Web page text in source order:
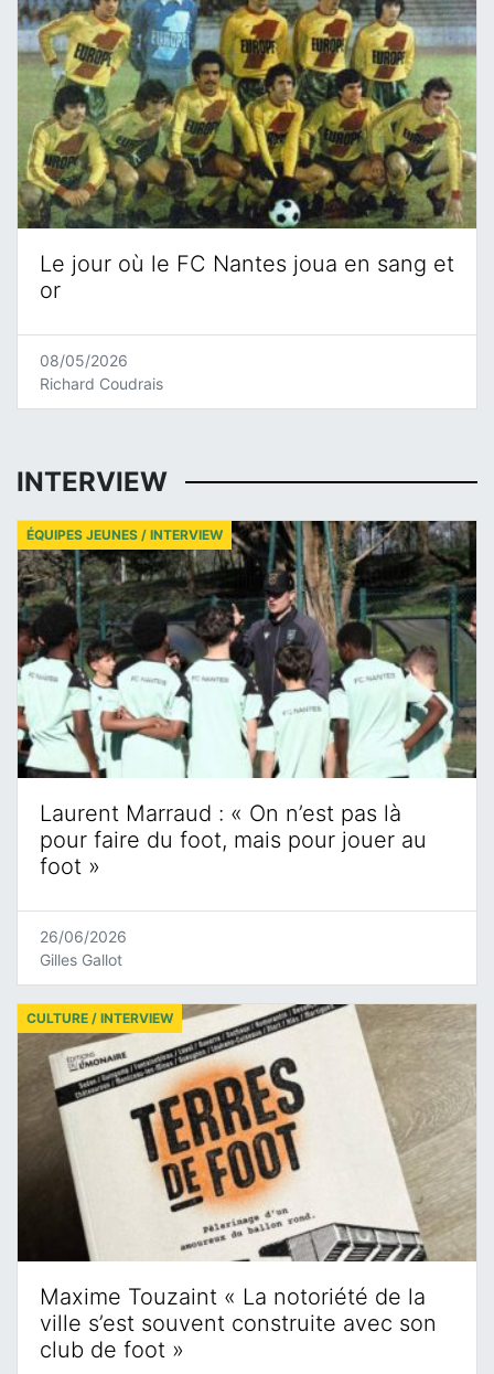
Le jour où le FC Nantes joua en sang et
or
08/05/2026
Richard Coudrais
INTERVIEW
Laurent Marraud : « On n’est pas là
pour faire du foot, mais pour jouer au
foot »
ÉQUIPES JEUNES / INTERVIEW
26/06/2026
Gilles Gallot
Maxime Touzaint « La notoriété de la
ville s’est souvent construite avec son
club de foot »
CULTURE / INTERVIEW